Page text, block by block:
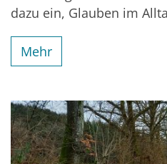
dazu ein, Glauben im
Mehr